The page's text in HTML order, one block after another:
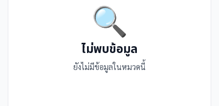
🔍
ไม่พบข้อมูล
ยังไม่มีข้อมูลในหมวดนี้